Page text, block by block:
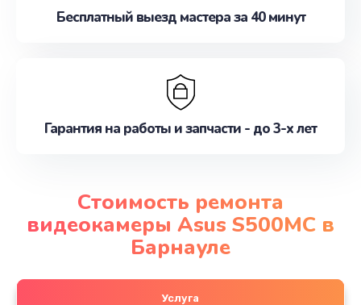
Бесплатный выезд мастера за 40 минут
Гарантия на работы и запчасти - до 3-х лет
Стоимость ремонта
видеокамеры Asus S500MC в
Барнауле
Услуга